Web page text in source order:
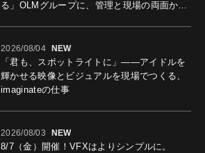
る」OLMグループに、管理と現場の両面から
2026/08/04 NEW
「君も、スポットライトに」――アイドルを
輝かせる映像とビジュアルを現場でつくる、
imaginateの仕事
2026/08/03 NEW
8/7（金）開催！VFXはよりシンプルに。